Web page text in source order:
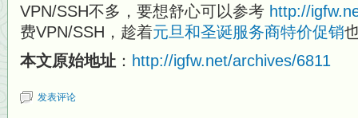
VPN/SSH不多，要想舒心可以参考 http://
费VPN/SSH，趁着元旦和圣诞服务商特价促销
本文原始地址 ： http://igfw.net/archives/6811
发表评论